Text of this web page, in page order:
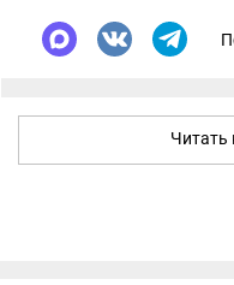
Читать